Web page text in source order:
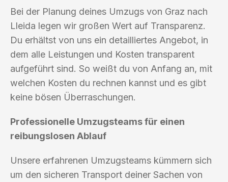
Bei der Planung deines Umzugs von Graz nach
Lleida legen wir großen Wert auf Transparenz.
Du erhältst von uns ein detailliertes Angebot, in
dem alle Leistungen und Kosten transparent
aufgeführt sind. So weißt du von Anfang an, mit
welchen Kosten du rechnen kannst und es gibt
keine bösen Überraschungen.
Professionelle Umzugsteams für einen
reibungslosen Ablauf
Unsere erfahrenen Umzugsteams kümmern sich
um den sicheren Transport deiner Sachen von